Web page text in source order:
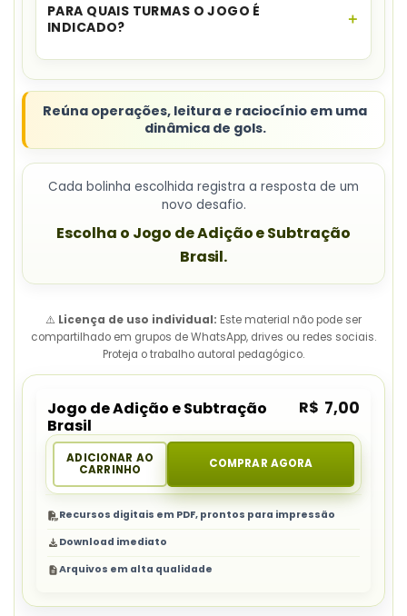
PARA QUAIS TURMAS O JOGO É
INDICADO?
adaptações na mediação.
Reúna operações, leitura e raciocínio em uma
dinâmica de gols.
Cada bolinha escolhida registra a resposta de um
novo desafio.
Escolha o Jogo de Adição e Subtração
Brasil.
⚠️ Licença de uso individual: Este material não pode ser
compartilhado em grupos de WhatsApp, drives ou redes sociais.
Proteja o trabalho autoral pedagógico.
Jogo de Adição e Subtração
Brasil
R$ 7,00
ADICIONAR AO
CARRINHO
COMPRAR AGORA
Recursos digitais em PDF, prontos para impressão
Download imediato
Arquivos em alta qualidade